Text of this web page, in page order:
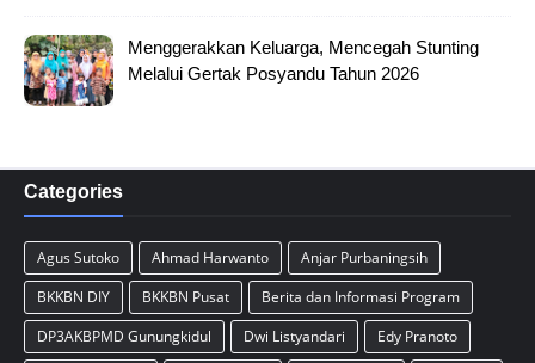
Menggerakkan Keluarga, Mencegah Stunting
Melalui Gertak Posyandu Tahun 2026
Categories
Agus Sutoko Ahmad Harwanto
Anjar Purbaningsih
BKKBN DIY
BKKBN Pusat
Berita dan Informasi Program
DP3AKBPMD Gunungkidul
Dwi Listyandari
Edy Pranoto